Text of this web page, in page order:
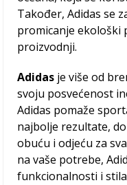
Također, Adidas se
promicanje ekološki
proizvodnji.
Adidas je više od
svoju posvećenost
Adidas pomaže
najbolje rezultate,
obuću i odjeću za
na vaše potrebe,
funkcionalnosti i